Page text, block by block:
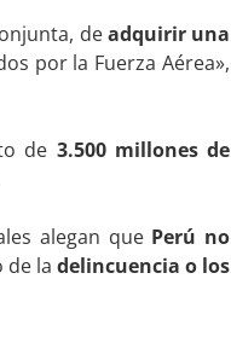
deadquirir una
por la Fuerza Aérea»,
de 3.500 millones de
alegan que Perú no
de la delincuencia o los